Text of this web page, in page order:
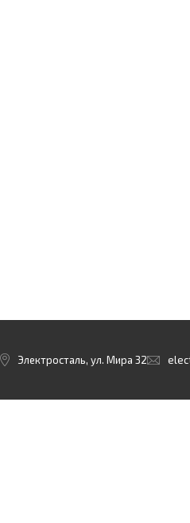
Электросталь, ул. Мира 32